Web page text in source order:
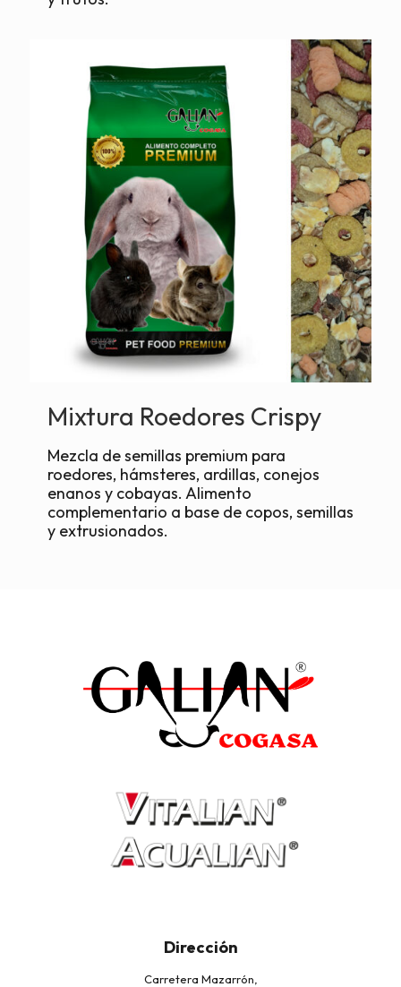
Mixtura Roedores Crispy
Mezcla de semillas premium para
roedores, hámsteres, ardillas, conejos
enanos y cobayas. Alimento
complementario a base de copos, semillas
y extrusionados.
Dirección
Carretera Mazarrón,